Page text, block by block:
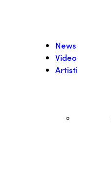
News
Video
Artisti